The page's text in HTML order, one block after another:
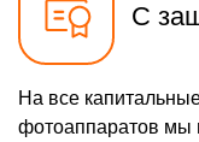
С
На все
фотоаппаратов мы